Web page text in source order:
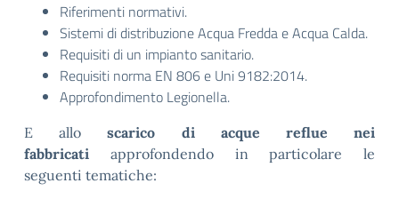
Riferimenti normativi.
Sistemi di distribuzione Acqua Fredda e Acqua Calda.
Requisiti di un impianto sanitario.
Requisiti norma EN 806 e Uni 9182:2014.
Approfondimento Legionella.
E alloscarico di acque reflue nei
fabbricati approfondendo in particolare le
seguenti tematiche: